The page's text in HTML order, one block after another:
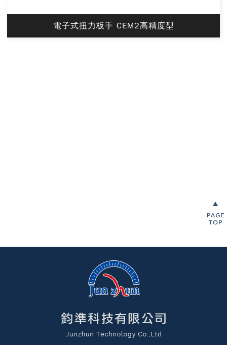
電子式扭力板手 CEM2高精度型